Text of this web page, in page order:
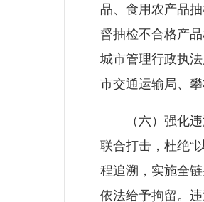
品、食用农产品
督抽检不合格产
城市管理行政执
市交通运输局、攀
（六）强化违法
联合打击，杜绝“
程追溯，实施全
依法给予拘留。